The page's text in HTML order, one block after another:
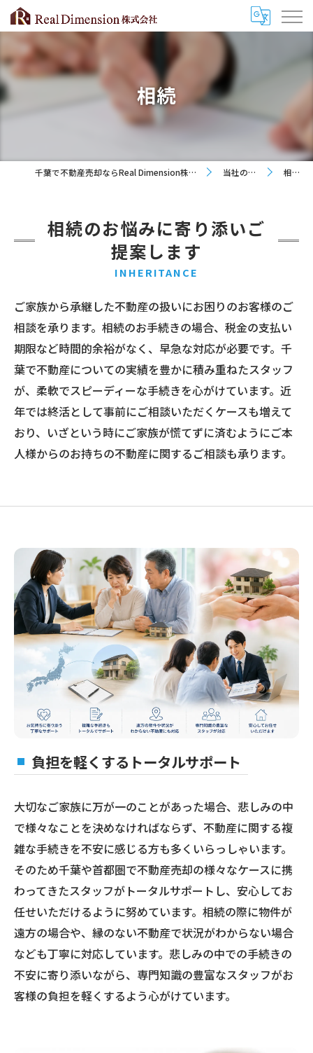
相続
千葉で不動産売却ならReal Dimension株式会社 当社の特徴 相続
相続のお悩みに寄り添いご
提案します
INHERITANCE
ご家族から承継した不動産の扱いにお困りのお客様のご
相談を承ります。相続のお手続きの場合、税金の支払い
期限など時間的余裕がなく、早急な対応が必要です。千
葉で不動産についての実績を豊かに積み重ねたスタッフ
が、柔軟でスピーディーな手続きを心がけています。近
年では終活として事前にご相談いただくケースも増えて
おり、いざという時にご家族が慌てずに済むようにご本
人様からのお持ちの不動産に関するご相談も承ります。
負担を軽くするトータルサポート
大切なご家族に万が一のことがあった場合、悲しみの中
で様々なことを決めなければならず、不動産に関する複
雑な手続きを不安に感じる方も多くいらっしゃいます。
そのため千葉や首都圏で不動産売却の様々なケースに携
わってきたスタッフがトータルサポートし、安心してお
任せいただけるように努めています。相続の際に物件が
遠方の場合や、縁のない不動産で状況がわからない場合
なども丁寧に対応しています。悲しみの中での手続きの
不安に寄り添いながら、専門知識の豊富なスタッフがお
客様の負担を軽くするよう心がけています。